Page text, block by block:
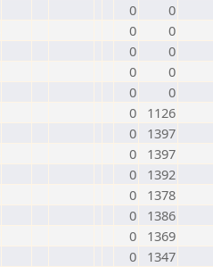
0
0
0
0
0
0
0
0
0
0
0
1126
0
1397
0
1397
0
1392
0
1378
0
1386
0
1369
0
1347